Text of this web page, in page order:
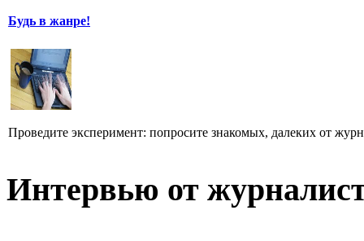
Будь в жанре!
Проведите эксперимент: попросите знакомых, далеких от
Интервью от